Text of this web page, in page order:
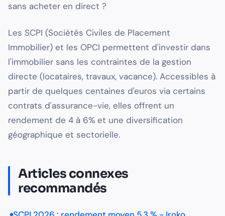
sans acheter en direct ?
Les SCPI (Sociétés Civiles de Placement
Immobilier) et les OPCI permettent d'investir dans
l'immobilier sans les contraintes de la gestion
directe (locataires, travaux, vacance). Accessibles à
partir de quelques centaines d'euros via certains
contrats d'assurance-vie, elles offrent un
rendement de 4 à 6% et une diversification
géographique et sectorielle.
Articles connexes
recommandés